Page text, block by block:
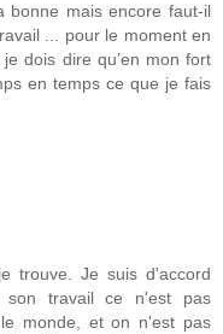
bonne mais encore faut-il
... pour le moment en
dois dire qu’en mon fort
en temps ce que je fais
trouve. Je suis d'accord
travail ce n'est pas
monde, et on n'est pas